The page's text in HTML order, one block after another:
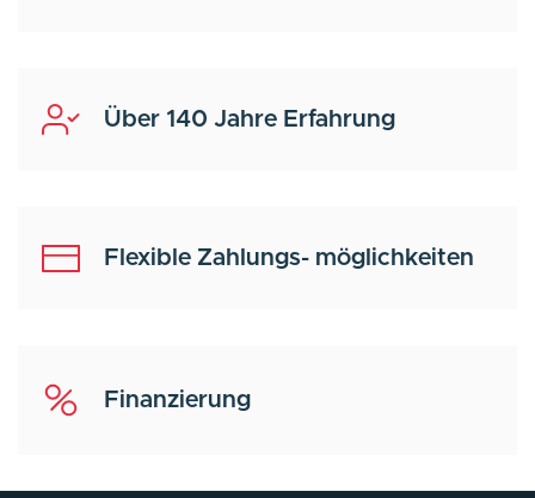
Über 140 Jahre Erfahrung
Flexible Zahlungs- möglichkeiten
Finanzierung